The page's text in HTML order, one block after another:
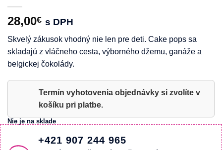
28,00€ s DPH
Skvelý zákusok vhodný nie len pre deti. Cake pops sa
skladajú z vláčneho cesta, výborného džemu, ganáže a
belgickej čokolády.
Termín vyhotovenia objednávky si zvolíte v
košíku pri platbe.
Nie je na sklade
+421 907 244 965